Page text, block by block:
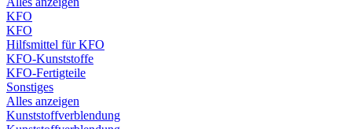
KFO
KFO
Hilfsmittel für KFO
KFO-Kunststoffe
KFO-Fertigteile
Sonstiges
Alles anzeigen
Kunststoffverblendung